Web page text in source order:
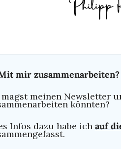
mir zusammenarbeiten?
meinen Newsletter
könnten?
Infos dazu habe ich auf